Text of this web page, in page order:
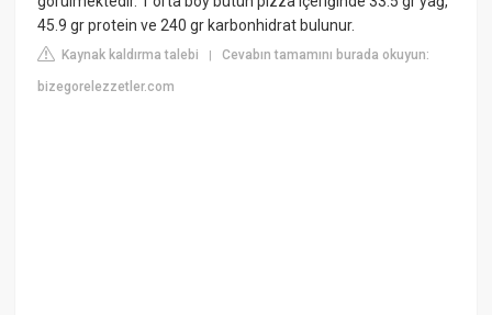
45.9 gr protein ve 240 gr karbonhidrat bulunur.
Kaynak kaldırma talebi |Cevabın tamamını burada okuyun:
bizegorelezzetler.com